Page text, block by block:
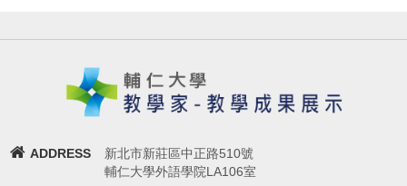
ADDRESS
新北市新莊區中正路510號
輔仁大學外語學院LA106室